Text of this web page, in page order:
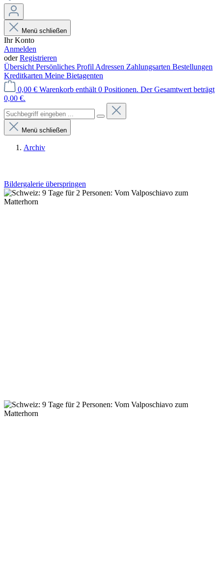
Menü schließen
Ihr Konto
Anmelden
oderRegistrieren
Übersicht Persönliches Profil Adressen Zahlungsarten Bestellungen
Kreditkarten Meine Bietagenten
0,00 € Warenkorb enthält 0 Positionen. Der Gesamtwert beträgt
0,00 €.
Menü schließen
Archiv
Bildergalerie überspringen